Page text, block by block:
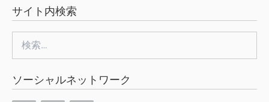
サイト内検索
索:
ソーシャルネットワーク